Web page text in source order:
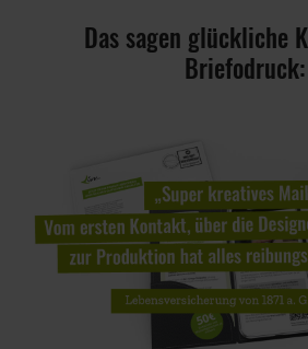
Das sagen glückliche
Briefodruck: